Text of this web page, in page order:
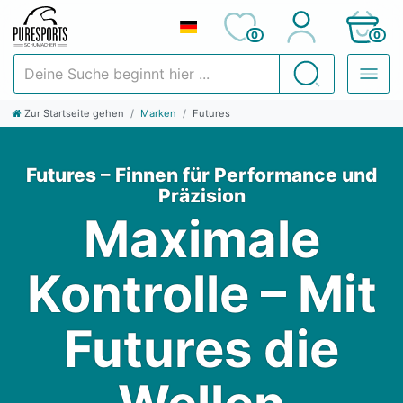
Suchen
0 0
Zur Startseite gehen Marken Futures
Futures – Finnen für Performance und
Präzision
Maximale
Kontrolle – Mit
Futures die